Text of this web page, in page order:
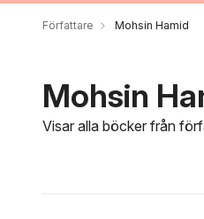
Författare Mohsin Hamid
Mohsin
Visar alla böcker från